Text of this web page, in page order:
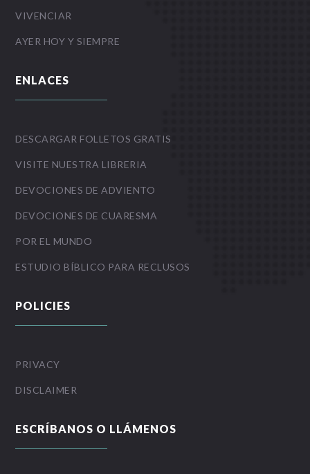
VIVENCIAR
AYER HOY Y SIEMPRE
ENLACES
DESCARGAR FOLLETOS GRATIS
VISITE NUESTRA LIBRERIA
DEVOCIONES DE ADVIENTO
DEVOCIONES DE CUARESMA
POR EL MUNDO
ESTUDIO BÍBLICO PARA RECLUSOS
POLICIES
PRIVACY
DISCLAIMER
ESCRÍBANOS O LLÁMENOS